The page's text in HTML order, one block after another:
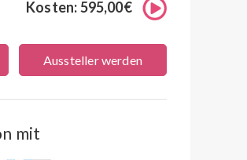
Kosten: 595,00€
Aussteller werden
mit